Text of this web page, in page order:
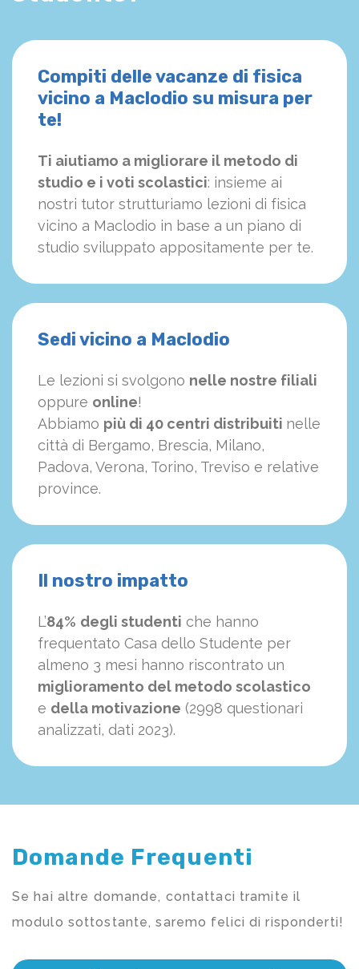
Compiti delle vacanze di fisica
vicino a Maclodio su misura per
te!
Ti aiutiamo a migliorare il metodo di
studio e i voti scolastici: insieme ai
nostri tutor strutturiamo lezioni di fisica
vicino a Maclodio in base a un piano di
studio sviluppato appositamente per te.
Sedi vicino a Maclodio
Le lezioni si svolgono nelle nostre filiali
oppure online!
Abbiamo più di 40 centri distribuiti nelle
città di Bergamo, Brescia, Milano,
Padova, Verona, Torino, Treviso e relative
province.
Il nostro impatto
L’84% degli studenti che hanno
frequentato Casa dello Studente per
almeno 3 mesi hanno riscontrato un
miglioramento del metodo scolastico
e della motivazione (2998 questionari
analizzati, dati 2023).
Domande Frequenti
Se hai altre domande, contattaci tramite il
modulo sottostante, saremo felici di risponderti!